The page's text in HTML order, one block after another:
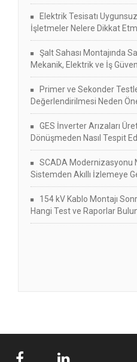
Elektrik Tesisatı
İşletmeler Nelere Dikkat
Şalt Sahası Montajında
Mekanik, Elektrik ve İş
Primer ve Sekonder
Değerlendirilmesi Neden
GES İnverter Arızaları
Dönüşmeden Nasıl Tespit
SCADA Modernizasyonu
Sistemden Akıllı İzlemeye
154 kV Kablo Montajı
Hangi Test ve Raporlar